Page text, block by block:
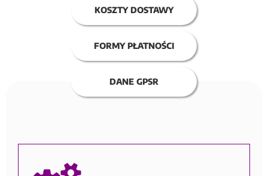
KOSZTY DOSTAWY
FORMY PŁATNOŚCI
DANE GPSR